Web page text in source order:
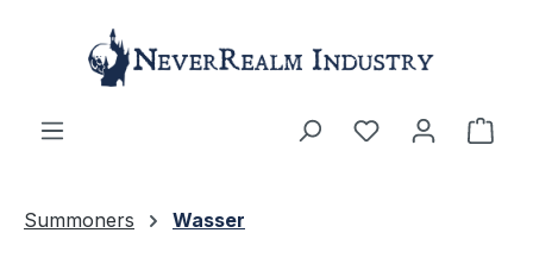
Zum Hauptinhalt springen
Summoners Wasser